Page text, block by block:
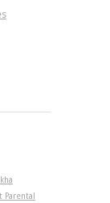
Parental